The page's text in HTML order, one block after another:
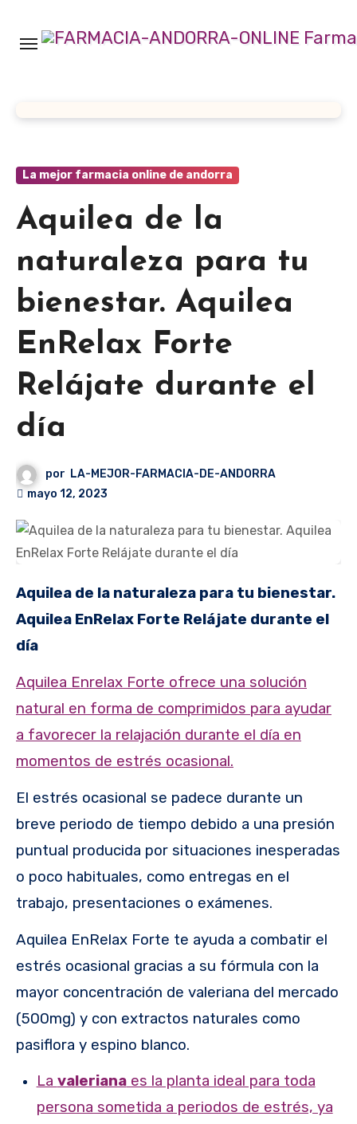
contenido
La mejor farmacia online de andorra
Aquilea de la
naturaleza para tu
bienestar. Aquilea
EnRelax Forte
Relájate durante el
día
por LA-MEJOR-FARMACIA-DE-ANDORRA
mayo 12, 2023
Aquilea de la naturaleza para tu bienestar.
Aquilea EnRelax Forte Relájate durante el
día
Aquilea Enrelax Forte ofrece una solución
natural en forma de comprimidos para ayudar
a favorecer la relajación durante el día en
momentos de estrés ocasional.
El estrés ocasional se padece durante un
breve periodo de tiempo debido a una presión
puntual producida por situaciones inesperadas
o poco habituales, como entregas en el
trabajo, presentaciones o exámenes.
Aquilea EnRelax Forte te ayuda a combatir el
estrés ocasional gracias a su fórmula con la
mayor concentración de valeriana del mercado
(500mg) y con extractos naturales como
pasiflora y espino blanco.
La valerianaes la planta ideal para toda
persona sometida a periodos de estrés, ya